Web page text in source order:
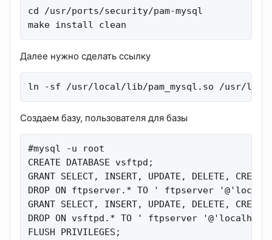
cd /usr/ports/security/pam-mysql
make install clean
Далее нужно сделать ссылку
ln -sf /usr/local/lib/pam_mysql.so /usr/lib/
Создаем базу, пользователя для базы
#mysql -u root
CREATE DATABASE vsftpd;
GRANT SELECT, INSERT, UPDATE, DELETE,
DROP ON ftpserver.* TO ' ftpserver
GRANT SELECT, INSERT, UPDATE, DELETE,
DROP ON vsftpd.* TO ' ftpserver
FLUSH PRIVILEGES;